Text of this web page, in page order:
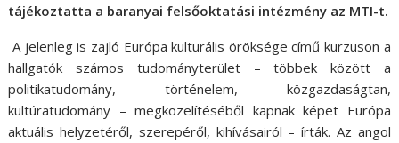
tájékoztatta a baranyai felsőoktatási intézmény az MTI-t.
A jelenleg is zajló Európa kulturális öröksége című kurzuson a
hallgatók számos tudományterület – többek között a
politikatudomány, történelem, közgazdaságtan,
kultúratudomány – megközelítéséből kapnak képet Európa
aktuális helyzetéről, szerepéről, kihívásairól – írták. Az angol